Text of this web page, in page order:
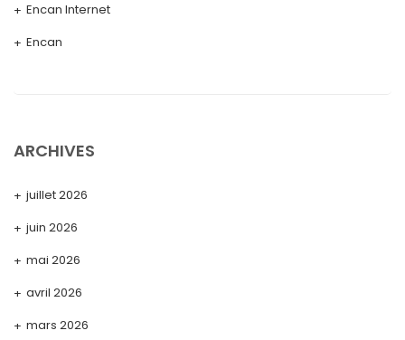
Encan Internet
Encan
ARCHIVES
juillet 2026
juin 2026
mai 2026
avril 2026
mars 2026